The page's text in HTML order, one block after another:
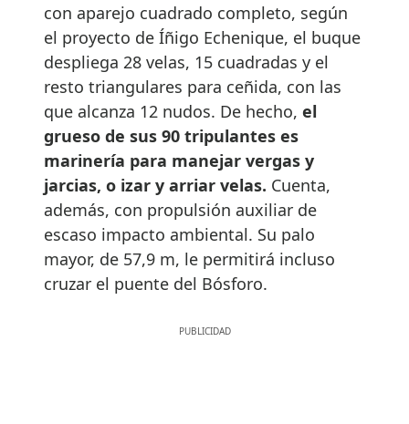
con aparejo cuadrado completo, según
el proyecto de Íñigo Echenique, el buque
despliega 28 velas, 15 cuadradas y el
resto triangulares para ceñida, con las
que alcanza 12 nudos. De hecho, el
grueso de sus 90 tripulantes es
marinería para manejar vergas y
jarcias, o izar y arriar velas. Cuenta,
además, con propulsión auxiliar de
escaso impacto ambiental. Su palo
mayor, de 57,9 m, le permitirá incluso
cruzar el puente del Bósforo.